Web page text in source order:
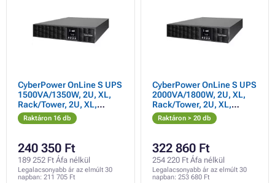
CyberPower OnLine S UPS
1500VA/1350W, 2U, XL,
Rack/Tower, 2U, XL,
Rack/Tower
Raktáron 16 db
240 350 Ft
189 252 Ft Áfa nélkül
Legalacsonyabb ár az elmúlt 30
napban: 211 705 Ft
CyberPower OnLine S UPS
2000VA/1800W, 2U, XL,
Rack/Tower, 2U, XL,
Rack/Tower
Raktáron > 20 db
322 860 Ft
254 220 Ft Áfa nélkül
Legalacsonyabb ár az elmúlt 30
napban: 253 680 Ft